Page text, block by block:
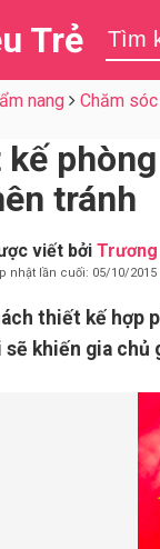
Trẻ
nang Chăm
tránh
viết bởi Trương
nhật lần cuối: 05/10/2015
thiết kế hợp
sẽ khiến gia chủ